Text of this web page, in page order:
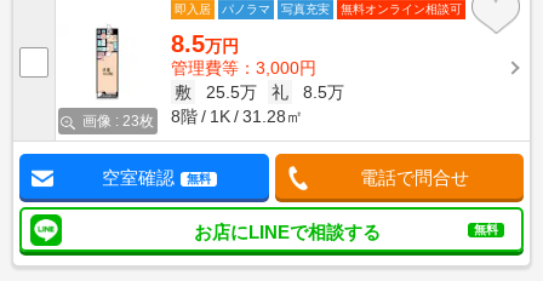
画像 : 23枚
即入居 パノラマ 写真充実 無料オンライン相談可
8.5万円
管理費等：3,000円
敷
25.5万 礼
8.5万
8階
1K 31.28㎡
空室確認 無料 電話で問合せ
お店にLINEで相談する 無料